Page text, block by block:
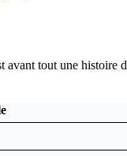
avant tout une histoire